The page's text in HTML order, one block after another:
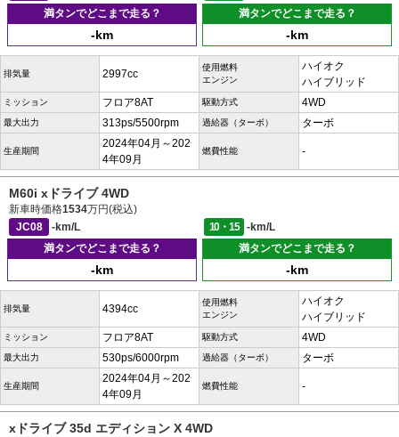
満タンでどこまで走る？
-km
満タンでどこまで走る？
-km
排気量 2997cc
使用燃料
エンジン
ハイオク
ハイブリッド
ミッション フロア8AT 駆動方式 4WD
最大出力 313ps/5500rpm 過給器（ターボ） ターボ
生産期間
2024年04月～202
4年09月
燃費性能 -
M60i xドライブ 4WD
新車時価格1534万円(税込)
JC08
-km/L 10・15
-km/L
満タンでどこまで走る？
-km
満タンでどこまで走る？
-km
排気量 4394cc
使用燃料
エンジン
ハイオク
ハイブリッド
ミッション フロア8AT 駆動方式 4WD
最大出力 530ps/6000rpm 過給器（ターボ） ターボ
生産期間
2024年04月～202
4年09月
燃費性能 -
xドライブ 35d エディション X 4WD